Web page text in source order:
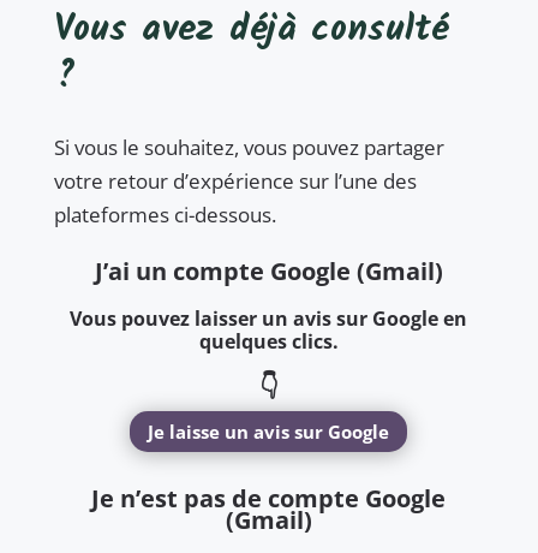
Vous avez déjà consulté
?
Si vous le souhaitez, vous pouvez partager
votre retour d’expérience sur l’une des
plateformes ci-dessous.
J’ai un compte Google (Gmail)
Vous pouvez laisser un avis sur Google en
quelques clics.
👇
Je laisse un avis sur Google
Je n’est pas de compte Google
(Gmail)